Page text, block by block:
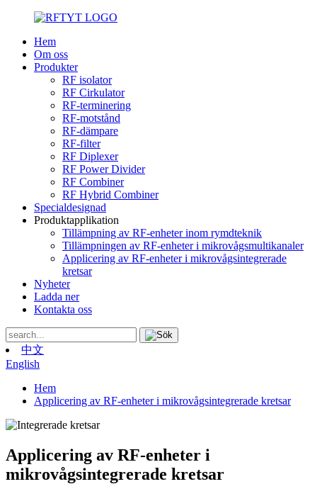
Hem
Om oss
Produkter
RF isolator
RF Cirkulator
RF-terminering
RF-motstånd
RF-dämpare
RF-filter
RF Diplexer
RF Power Divider
RF Combiner
RF Hybrid Combiner
Specialdesignad
Produktapplikation
Tillämpning av RF-enheter inom rymdteknik
Tillämpningen av RF-enheter i mikrovågsmultikanaler
Applicering av RF-enheter i mikrovågsintegrerade
kretsar
Nyheter
Ladda ner
Kontakta oss
中文
English
Hem
Applicering av RF-enheter i mikrovågsintegrerade kretsar
Applicering av RF-enheter i
mikrovågsintegrerade kretsar